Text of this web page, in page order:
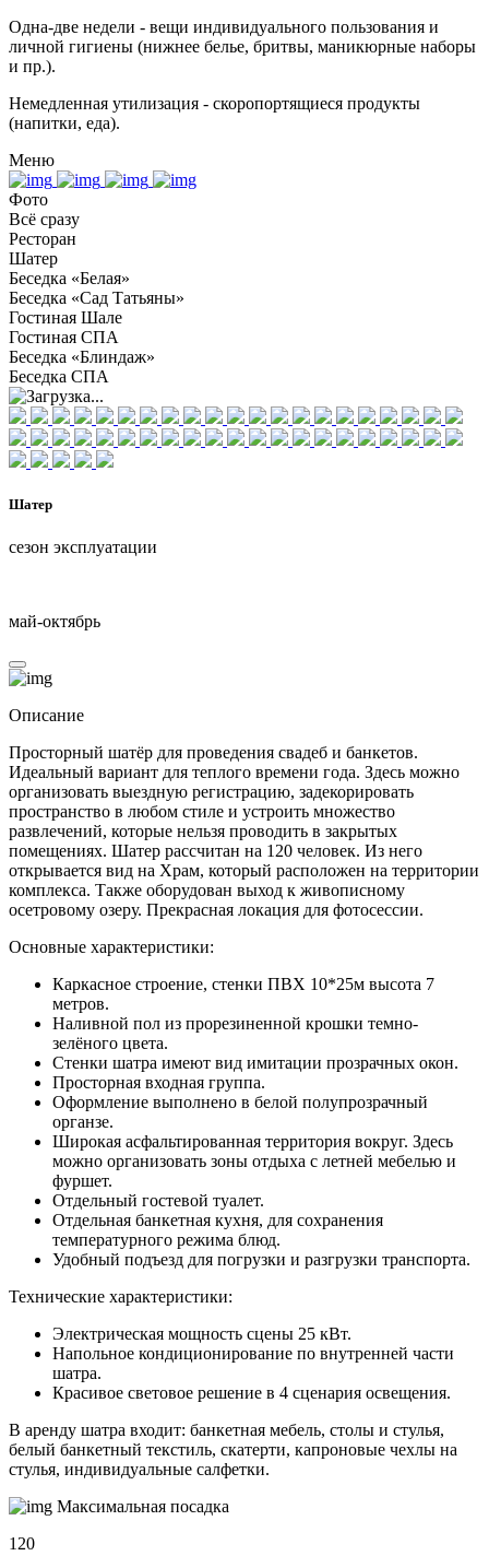
Одна-две недели - вещи индивидуального пользования и
личной гигиены (нижнее белье, бритвы, маникюрные наборы
и пр.).
Немедленная утилизация - скоропортящиеся продукты
(напитки, еда).
Меню
Фото
Всё сразу
Ресторан
Шатер
Беседка «Белая»
Беседка «Сад Татьяны»
Гостиная Шале
Гостиная СПА
Беседка «Блиндаж»
Беседка СПА
Шатер
сезон эксплуатации
май-октябрь
Описание
Просторный шатёр для проведения свадеб и банкетов.
Идеальный вариант для теплого времени года. Здесь можно
организовать выездную регистрацию, задекорировать
пространство в любом стиле и устроить множество
развлечений, которые нельзя проводить в закрытых
помещениях. Шатер рассчитан на 120 человек. Из него
открывается вид на Храм, который расположен на территории
комплекса. Также оборудован выход к живописному
осетровому озеру. Прекрасная локация для фотосессии.
Основные характеристики:
Каркасное строение, стенки ПВХ 10*25м высота 7
метров.
Наливной пол из прорезиненной крошки темно-
зелёного цвета.
Стенки шатра имеют вид имитации прозрачных окон.
Просторная входная группа.
Оформление выполнено в белой полупрозрачный
органзе.
Широкая асфальтированная территория вокруг. Здесь
можно организовать зоны отдыха с летней мебелью и
фуршет.
Отдельный гостевой туалет.
Отдельная банкетная кухня, для сохранения
температурного режима блюд.
Удобный подъезд для погрузки и разгрузки транспорта.
Технические характеристики:
Электрическая мощность сцены 25 кВт.
Напольное кондиционирование по внутренней части
шатра.
Красивое световое решение в 4 сценария освещения.
В аренду шатра входит: банкетная мебель, столы и стулья,
белый банкетный текстиль, скатерти, капроновые чехлы на
стулья, индивидуальные салфетки.
Максимальная посадка
120